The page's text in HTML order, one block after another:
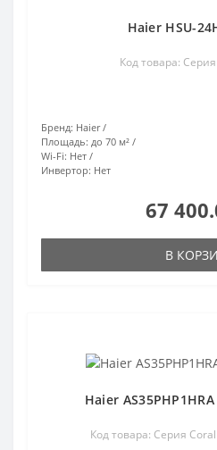
Haier HSU-
Код товара:
Бренд: Haier
Площадь: до 70 м²
Wi-Fi: Нет
Инвертор: Нет
67
В
Haier
Код товара: Серия